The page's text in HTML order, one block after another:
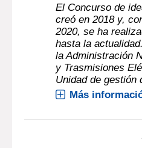
Concurso de
innovadoras.
MÓNICA
2025
El Concurso de
creó en 2018 y,
hasta la
la Administración